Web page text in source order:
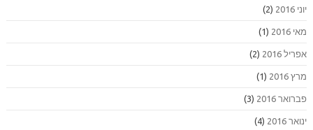
יוני 2016 (2)
מאי 2016 (1)
אפריל 2016 (2)
מרץ 2016 (1)
פברואר 2016 (3)
ינואר 2016 (4)